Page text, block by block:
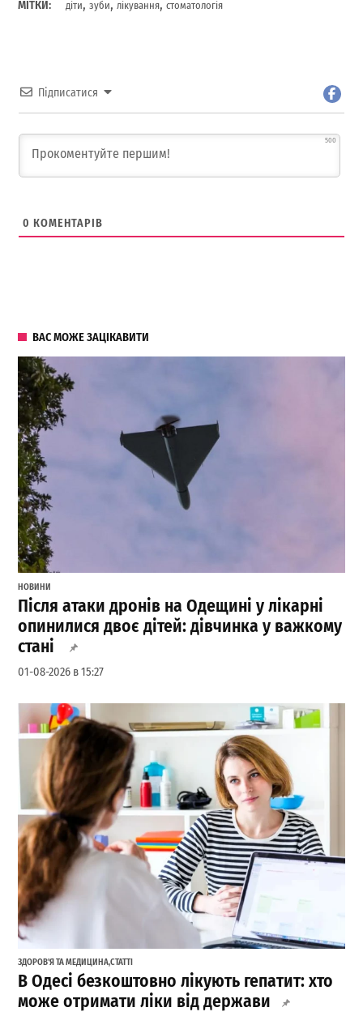
МІТКИ: діти,зуби,лікування,стоматологія
Підписатися
500
0 КОМЕНТАРІВ
ВАС МОЖЕ ЗАЦІКАВИТИ
НОВИНИ
Після атаки дронів на Одещині у лікарні
опинилися двоє дітей: дівчинка у важкому
стані
01-08-2026 в 15:27
ЗДОРОВ'Я ТА МЕДИЦИНА,СТАТТІ
В Одесі безкоштовно лікують гепатит: хто
може отримати ліки від держави